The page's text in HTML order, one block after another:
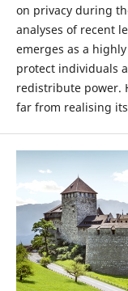
on privacy during
analyses of recent
emerges as a
protect individuals
redistribute power.
far from realising